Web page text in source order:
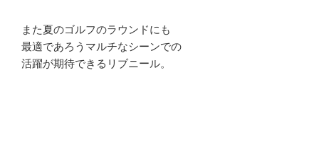
また夏のゴルフのラウンドにも
最適であろうマルチなシーンでの
活躍が期待できるリブニール。